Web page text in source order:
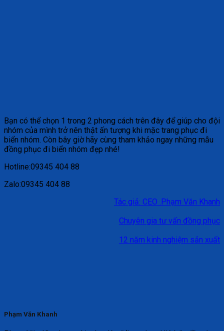
Bạn có thể chọn 1 trong 2 phong cách trên đây để giúp cho đội
nhóm của mình trở nên thật ấn tượng khi mặc trang phục đi
biển nhóm. Còn bây giờ hãy cùng tham khảo ngay những mẫu
đồng phục đi biển nhóm đẹp nhé!
Hotline:09345 404 88
Zalo:09345 404 88
Tác giả: CEO .Phạm Văn Khanh
Chuyên gia tư vấn đồng phục
12 năm kinh nghiệm sản xuất
Phạm Văn Khanh